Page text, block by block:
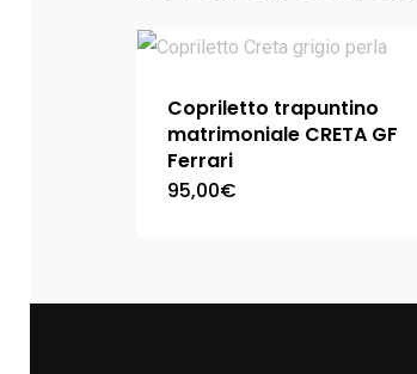
Copriletto trapuntino
matrimoniale CRETA GF
Ferrari
95,00€